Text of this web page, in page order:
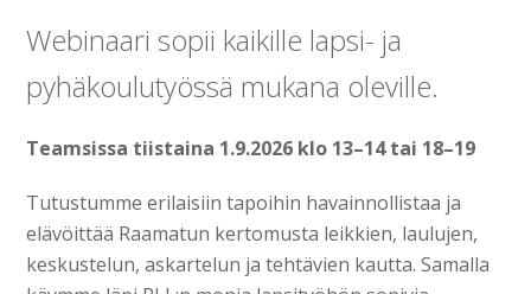
Webinaari sopii kaikille lapsi- ja
pyhäkoulutyössä mukana oleville.
Teamsissa tiistaina 1.9.2026 klo 13–14 tai 18–19
Tutustumme erilaisiin tapoihin havainnollistaa ja
elävöittää Raamatun kertomusta leikkien, laulujen,
keskustelun, askartelun ja tehtävien kautta. Samalla